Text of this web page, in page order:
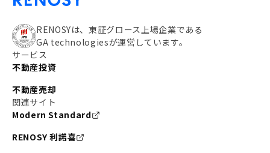
RENOSYは、東証グロース上場企業である
GA technologiesが運営しています。
サービス
不動産投資
不動産売却
関連サイト
Modern Standard
RENOSY 利諾喜